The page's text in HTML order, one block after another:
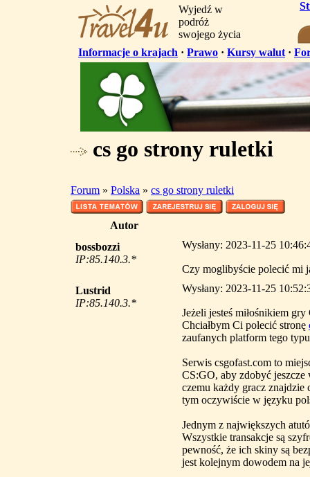
Wyjedź w
podróż
swojego życia
Informacje o krajach · Prawo · Kursy walut ·
cs go strony ruletki
Forum » Polska » cs go strony ruletki
Autor
bossbozzi
IP:85.140.3.*
Wysłany: 2023-11-25
Czy moglibyście polecić mi
Lustrid
IP:85.140.3.*
Wysłany: 2023-11-25
Jeżeli jesteś miłośnikiem
Chciałbym Ci polecić stronę
zaufanych platform tego
Serwis csgofast.com to
CS:GO, aby zdobyć
czemu każdy gracz
tym oczywiście w języku
Jednym z największych
Wszystkie transakcje są
pewność, że ich skiny są
jest kolejnym dowodem na